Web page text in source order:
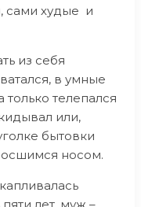
сами худые и
из себя
в умные
телепался
или,
бытовки
носом.